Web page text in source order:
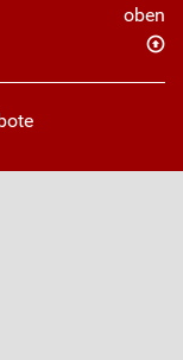
oben